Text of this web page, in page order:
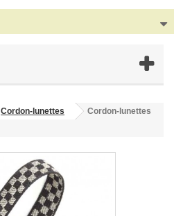
Cordon-lunettes
Cordon-lunettes